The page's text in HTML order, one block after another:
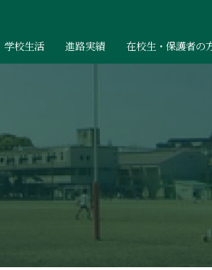
学校生活 進路実績 在校生・保護者の